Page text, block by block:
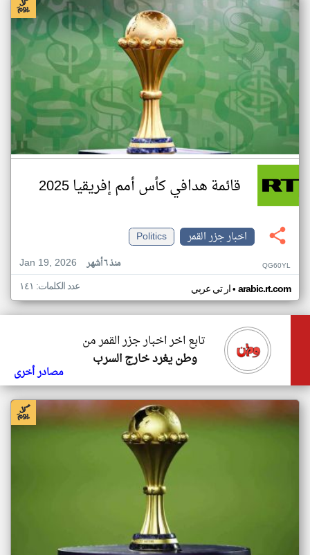
قائمة هدافي كأس أمم إفريقيا 2025
اخبار جزر القمر
Politics
Jan 19, 2026
منذ ٦ أشهر QG60YL
ار تي عربي• arabic.rt.com عدد الكلمات: ١٤١
تابع اخر اخبار جزر القمر من
وطن يغرد خارج السرب
مصادر أخرى